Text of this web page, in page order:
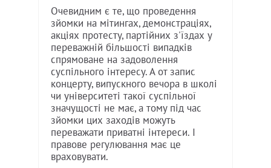
Очевидним є те, що проведення
зйомки на мітингах, демонстраціях,
акціях протесту, партійних з'їздах у
переважній більшості випадків
спрямоване на задоволення
суспільного інтересу. А от запис
концерту, випускного вечора в школі
чи університеті такої суспільної
значущості не має, а тому під час
зйомки цих заходів можуть
переважати приватні інтереси. І
правове регулювання має це
враховувати.